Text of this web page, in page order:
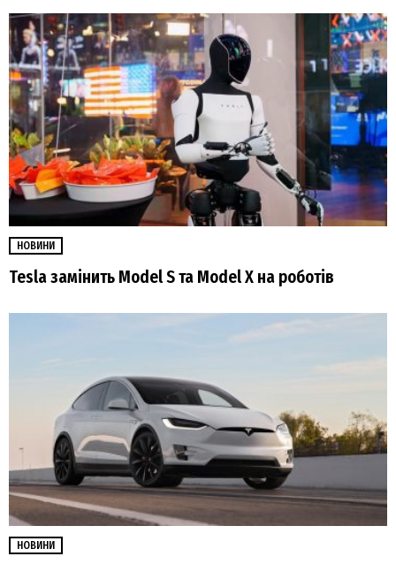
НОВИНИ
Tesla замінить Model S та Model X на роботів
НОВИНИ